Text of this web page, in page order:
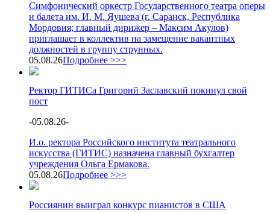
Симфонический оркестр Государственного театра оперы
и балета им. И. М. Яушева (г. Саранск, Республика
Мордовия; главный дирижер – Максим Акулов)
приглашает в коллектив на замещение вакантных
должностей в группу струнных.
05.08.26Подробнее >>>
Ректор ГИТИСа Григорий Заславский покинул свой
пост
-05.08.26-
И.о. ректора Российского института театрального
искусства (ГИТИС) назначена главный бухгалтер
учреждения Ольга Ермакова.
05.08.26Подробнее >>>
Россиянин выиграл конкурс пианистов в США